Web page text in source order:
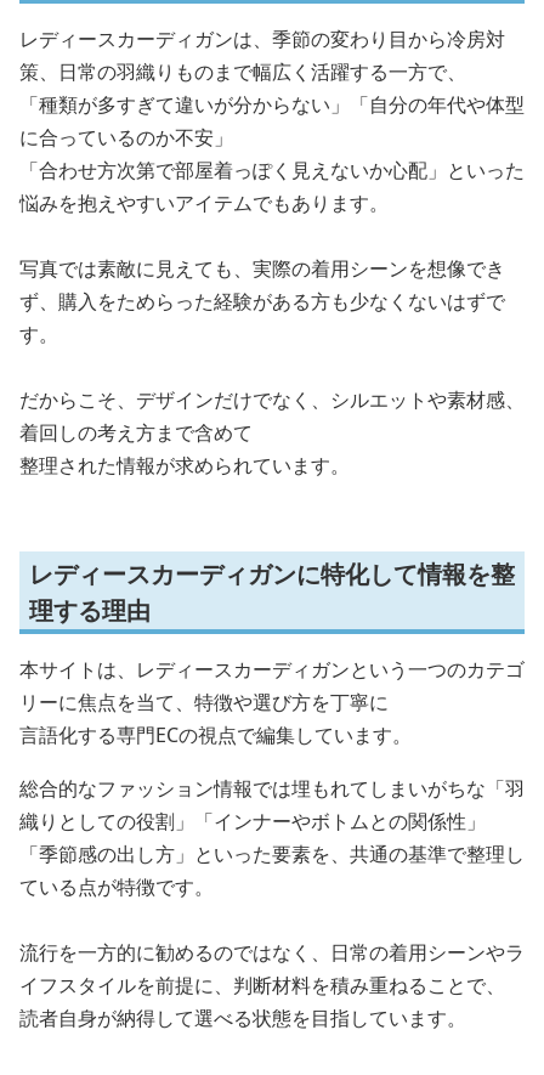
レディースカーディガンは、季節の変わり目から冷房対
策、日常の羽織りものまで幅広く活躍する一方で、
「種類が多すぎて違いが分からない」「自分の年代や体型
に合っているのか不安」
「合わせ方次第で部屋着っぽく見えないか心配」といった
悩みを抱えやすいアイテムでもあります。
写真では素敵に見えても、実際の着用シーンを想像でき
ず、購入をためらった経験がある方も少なくないはずで
す。
だからこそ、デザインだけでなく、シルエットや素材感、
着回しの考え方まで含めて
整理された情報が求められています。
レディースカーディガンに特化して情報を整
理する理由
本サイトは、レディースカーディガンという一つのカテゴ
リーに焦点を当て、特徴や選び方を丁寧に
言語化する専門ECの視点で編集しています。
総合的なファッション情報では埋もれてしまいがちな「羽
織りとしての役割」「インナーやボトムとの関係性」
「季節感の出し方」といった要素を、共通の基準で整理し
ている点が特徴です。
流行を一方的に勧めるのではなく、日常の着用シーンやラ
イフスタイルを前提に、判断材料を積み重ねることで、
読者自身が納得して選べる状態を目指しています。